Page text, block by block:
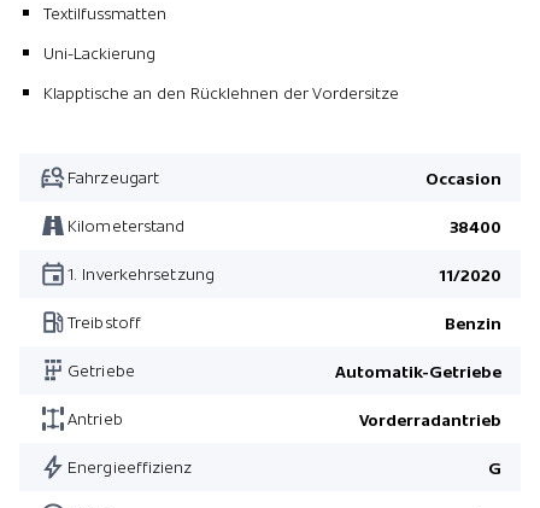
Textilfussmatten
Uni-Lackierung
Klapptische an den Rücklehnen der Vordersitze
Fahrzeugart Occasion
Kilometerstand 38400
1. Inverkehrsetzung 11/2020
Treibstoff Benzin
Getriebe Automatik-Getriebe
Antrieb Vorderradantrieb
Energieeffizienz G